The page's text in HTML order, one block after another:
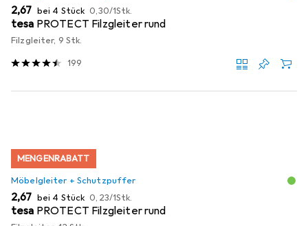
EUR
2,67 bei 4 Stück EUR
0,30/1Stk.
tesa PROTECT Filzgleiter rund
Filzgleiter, 9 Stk.
199
MENGENRABATT
Möbelgleiter + Schutzpuffer
EUR
2,67 bei 4 Stück EUR
0,23/1Stk.
tesa PROTECT Filzgleiter rund